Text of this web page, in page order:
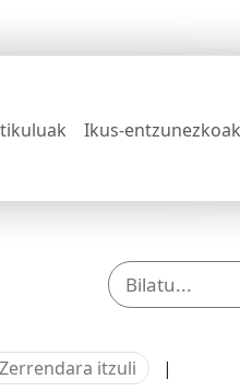
Ikus-entzunezkoak
Zerrendara itzuli |